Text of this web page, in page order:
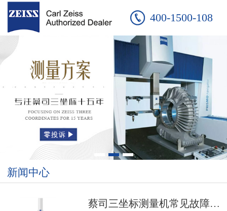
400-1500-108
新闻中心
蔡司三坐标测量机常见故障：友硕工...